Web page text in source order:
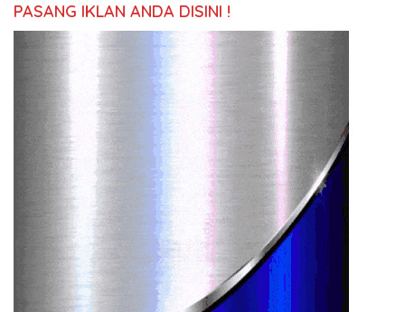
PASANG IKLAN ANDA DISINI !